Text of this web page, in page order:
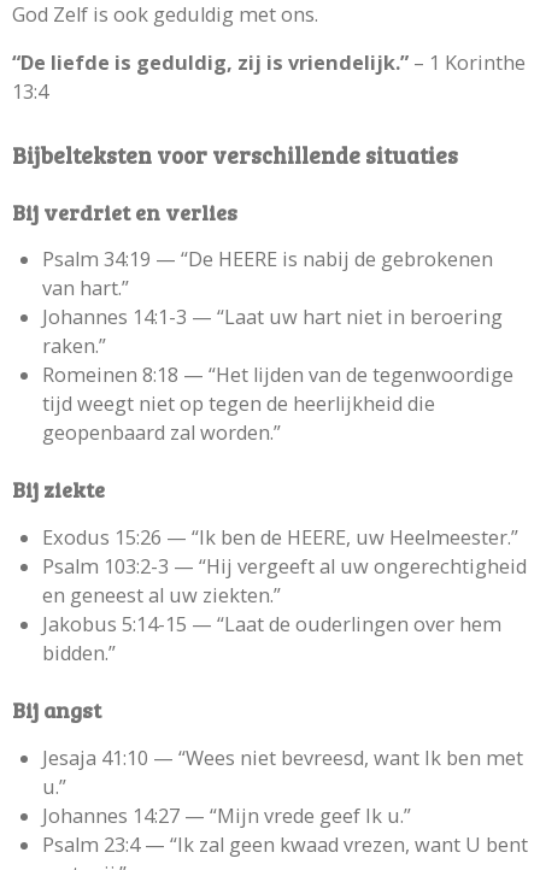
God Zelf is ook geduldig met ons.
“De liefde is geduldig, zij is vriendelijk.” – 1 Korinthe
13:4
Bijbelteksten voor verschillende situaties
Bij verdriet en verlies
Psalm 34:19 — “De HEERE is nabij de gebrokenen
van hart.”
Johannes 14:1-3 — “Laat uw hart niet in beroering
raken.”
Romeinen 8:18 — “Het lijden van de tegenwoordige
tijd weegt niet op tegen de heerlijkheid die
geopenbaard zal worden.”
Bij ziekte
Exodus 15:26 — “Ik ben de HEERE, uw Heelmeester.”
Psalm 103:2-3 — “Hij vergeeft al uw ongerechtigheid
en geneest al uw ziekten.”
Jakobus 5:14-15 — “Laat de ouderlingen over hem
bidden.”
Bij angst
Jesaja 41:10 — “Wees niet bevreesd, want Ik ben met
u.”
Johannes 14:27 — “Mijn vrede geef Ik u.”
Psalm 23:4 — “Ik zal geen kwaad vrezen, want U bent